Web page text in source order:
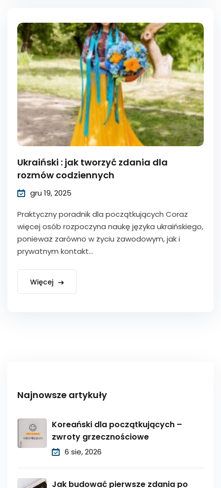
Ukraiński : jak tworzyć zdania dla
rozmów codziennych
gru 19, 2025
Praktyczny poradnik dla początkujących Coraz
więcej osób rozpoczyna naukę języka ukraińskiego,
ponieważ zarówno w życiu zawodowym, jak i
prywatnym kontakt...
Więcej
Najnowsze artykuły
Koreański dla początkujących –
zwroty grzecznościowe
6 sie, 2026
Jak budować pierwsze zdania po